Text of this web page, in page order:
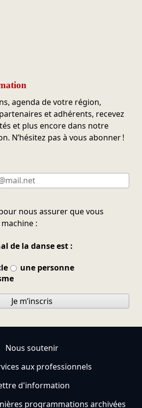
agenda de votre région,
et adhérents, recevez
et plus encore dans notre
N’hésitez pas à vous abonner !
nous assurer que vous
machine :
de la danse est :
une personne
Je m’inscris
Nous soutenir
aux professionnels
d'information
programmations archivées